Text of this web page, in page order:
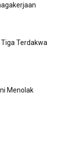
Terdakwa
Menolak